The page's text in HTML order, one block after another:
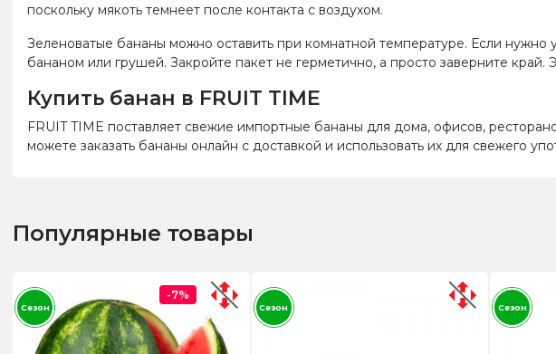
поскольку мякоть темнеет после контакта с воздухом.
Зеленоватые бананы можно оставить при комнатной температуре. Если
бананом или грушей. Закройте пакет не герметично, а просто заверните
Купить банан в FRUIT TIME
FRUIT TIME поставляет свежие импортные бананы для дома, офисов,
можете заказать бананы онлайн с доставкой и использовать их для свежего
Популярные товары
-7%
Сезон Сезон Сезон